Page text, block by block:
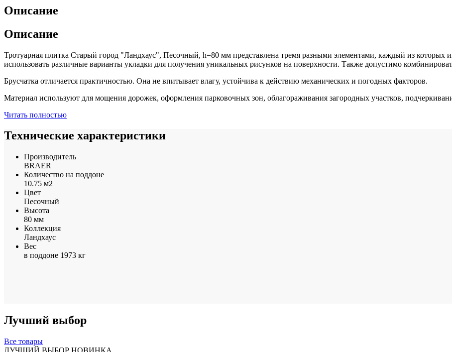
Описание
Описание
Тротуарная плитка Старый город "Ландхаус", Песочный, h=80 мм представлена тремя разными элементами, каждый из которых
использовать различные варианты укладки для получения уникальных рисунков на поверхности. Также допустимо
Брусчатка отличается практичностью. Она не впитывает влагу, устойчива к действию механических и погодных факторов.
Материал используют для мощения дорожек, оформления парковочных зон, облагораживания загородных участков,
Читать полностью
Технические характеристики
Производитель
BRAER
Количество на поддоне
10.75 м2
Цвет
Песочный
Высота
80 мм
Коллекция
Ландхаус
Вес
в поддоне 1973 кг
Лучший выбор
Все товары